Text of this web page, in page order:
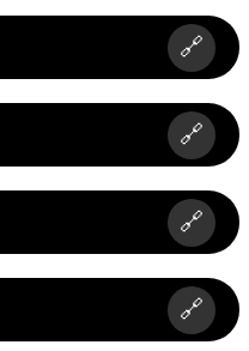
🔗
🔗
🔗
🔗